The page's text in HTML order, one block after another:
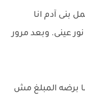
بنى آدم انا
عينى. وبعد مرور
برضه المبلغ مش